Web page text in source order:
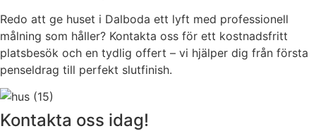
Redo att ge huset i Dalboda ett lyft med professionell
målning som håller? Kontakta oss för ett kostnadsfritt
platsbesök och en tydlig offert – vi hjälper dig från första
penseldrag till perfekt slutfinish.
Kontakta oss idag!